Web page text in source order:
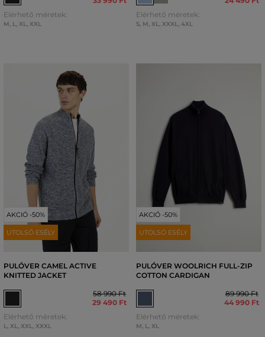
Elérhető méretek:
M, L, XL, XXL
Elérhető méretek:
S, M, XL, XXXL, 4XL
AKCIÓ -50%
UTOLSÓ ESÉLY
PULÓVER CAMEL ACTIVE
KNITTED JACKET
58 990 Ft
29 490 Ft
Elérhető méretek:
L, XL, XXL, XXXL
AKCIÓ -50%
UTOLSÓ ESÉLY
PULÓVER WOOLRICH FULL-ZIP
COTTON CARDIGAN
89 990 Ft
44 990 Ft
Elérhető méretek:
M, L, XL